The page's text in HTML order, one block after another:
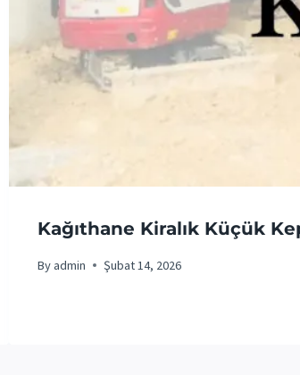
Kağıthane Kiralık Küçük
Byadmin Şubat 14, 2026